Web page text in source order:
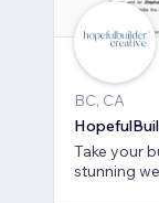
BC, CA
Take your
stunning